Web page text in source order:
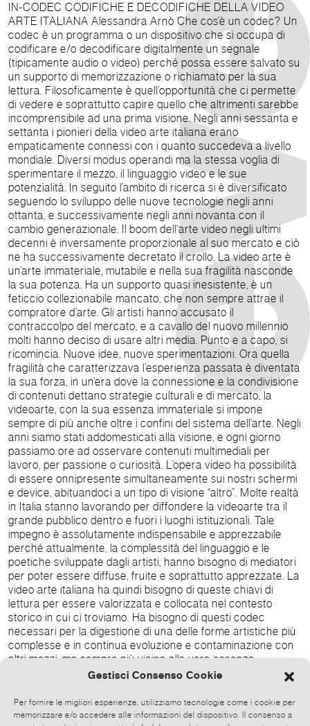
Gestisci Consenso Cookie
Per fornire le migliori esperienze, utilizziamo tecnologie come i cookie per
memorizzare e/o accedere alle informazioni del dispositivo. Il consenso a
IN-CODEC CODIFICHE E DECODIFICHE DELLA VIDEO
ARTE ITALIANA Alessandra Arnò Che cos’è un codec? Un
codec è un programma o un dispositivo che si occupa di
codificare e/o decodificare digitalmente un segnale
(tipicamente audio o video) perché possa essere salvato su
un supporto di memorizzazione o richiamato per la sua
lettura. Filosoficamente è quell’opportunità che ci permette
di vedere e soprattutto capire quello che altrimenti sarebbe
incomprensibile ad una prima visione. Negli anni sessanta e
settanta i pionieri della video arte italiana erano
empaticamente connessi con i quanto succedeva a livello
mondiale. Diversi modus operandi ma la stessa voglia di
sperimentare il mezzo, il linguaggio video e le sue
potenzialità. In seguito l’ambito di ricerca si è diversificato
seguendo lo sviluppo delle nuove tecnologie negli anni
ottanta, e successivamente negli anni novanta con il
cambio generazionale. Il boom dell'arte video negli ultimi
decenni è inversamente proporzionale al suo mercato e ciò
ne ha successivamente decretato il crollo. La video arte è
un’arte immateriale, mutabile e nella sua fragilità nasconde
la sua potenza. Ha un supporto quasi inesistente, è un
feticcio collezionabile mancato, che non sempre attrae il
compratore d’arte. Gli artisti hanno accusato il
contraccolpo del mercato, e a cavallo del nuovo millennio
molti hanno deciso di usare altri media. Punto e a capo, si
ricomincia. Nuove idee, nuove sperimentazioni. Ora quella
fragilità che caratterizzava l’esperienza passata è diventata
la sua forza, in un’era dove la connessione e la condivisione
di contenuti dettano strategie culturali e di mercato, la
videoarte, con la sua essenza immateriale si impone
sempre di più anche oltre i confini del sistema dell’arte. Negli
anni siamo stati addomesticati alla visione, e ogni giorno
passiamo ore ad osservare contenuti multimediali per
lavoro, per passione o curiosità. L’opera video ha possibilità
di essere onnipresente simultaneamente sui nostri schermi
e device, abituandoci a un tipo di visione “altro”. Molte realtà
in Italia stanno lavorando per diffondere la videoarte tra il
grande pubblico dentro e fuori i luoghi istituzionali. Tale
impegno è assolutamente indispensabile e apprezzabile
perché attualmente, la complessità del linguaggio e le
poetiche sviluppate dagli artisti, hanno bisogno di mediatori
per poter essere diffuse, fruite e soprattutto apprezzate. La
video arte italiana ha quindi bisogno di queste chiavi di
lettura per essere valorizzata e collocata nel contesto
storico in cui ci troviamo. Ha bisogno di questi codec
necessari per la digestione di una delle forme artistiche più
complesse e in continua evoluzione e contaminazione con
altri mezzi, ma sempre più vicina alla vera essenza
prefazione Alessandra Arnò vernissage sabato 6 dicembre
ore 18.30 Angelo Bucciacchio Mandra Cerrone Di